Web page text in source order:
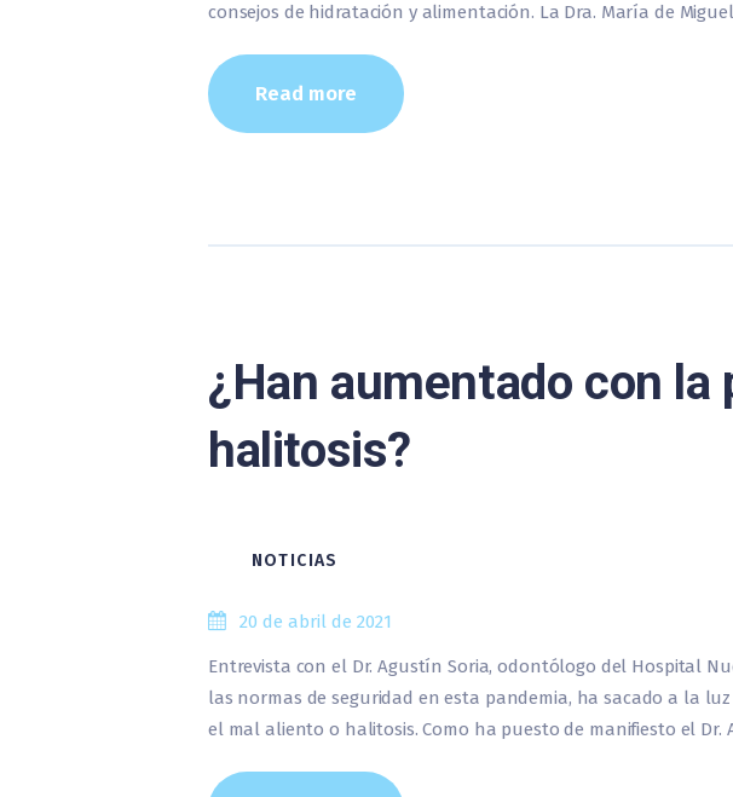
consejos de hidratación y alimentación. La Dra. María de
Read more
¿Han aumentado con la
halitosis?
NOTICIAS
20 de abril de 2021
Entrevista con el Dr. Agustín Soria, odontólogo del Hospital
las normas de seguridad en esta pandemia, ha sacado a la
el mal aliento o halitosis. Como ha puesto de manifiesto el Dr.